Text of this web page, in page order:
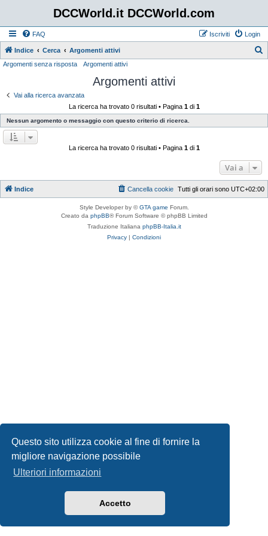
Questo sito utilizza cookie al fine di fornire la
migliore navigazione possibile
Ulteriori informazioni
Accetto
DCCWorld.it DCCWorld.com
FAQ Login
Iscriviti
Indice Cerca Argomenti attivi
Argomenti senza risposta Argomenti attivi
Argomenti attivi
Vai alla ricerca avanzata
La ricerca ha trovato 0 risultati • Pagina 1di 1
Nessun argomento o messaggio con questo criterio di ricerca.
La ricerca ha trovato 0 risultati • Pagina 1di 1
Vai a
Indice Tutti gli orari sono UTC+02:00
Cancella cookie
Style Developer by ©GTA game Forum.
Creato da phpBB® Forum Software © phpBB Limited
Traduzione Italiana phpBB-Italia.it
Privacy | Condizioni